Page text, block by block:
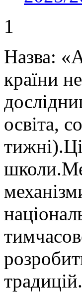
1
Назва:
країни
освіта,
традицій.